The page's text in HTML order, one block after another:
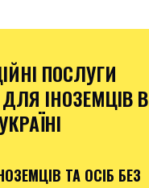
ПОСЛУГИ
ІНОЗЕМЦІВ В
ТА ОСІБ БЕЗ